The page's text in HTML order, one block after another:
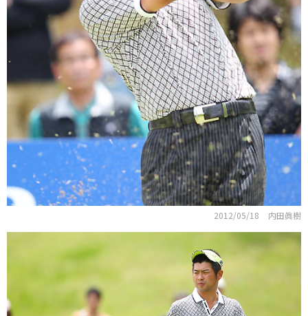
2012/05/18 内田眞樹